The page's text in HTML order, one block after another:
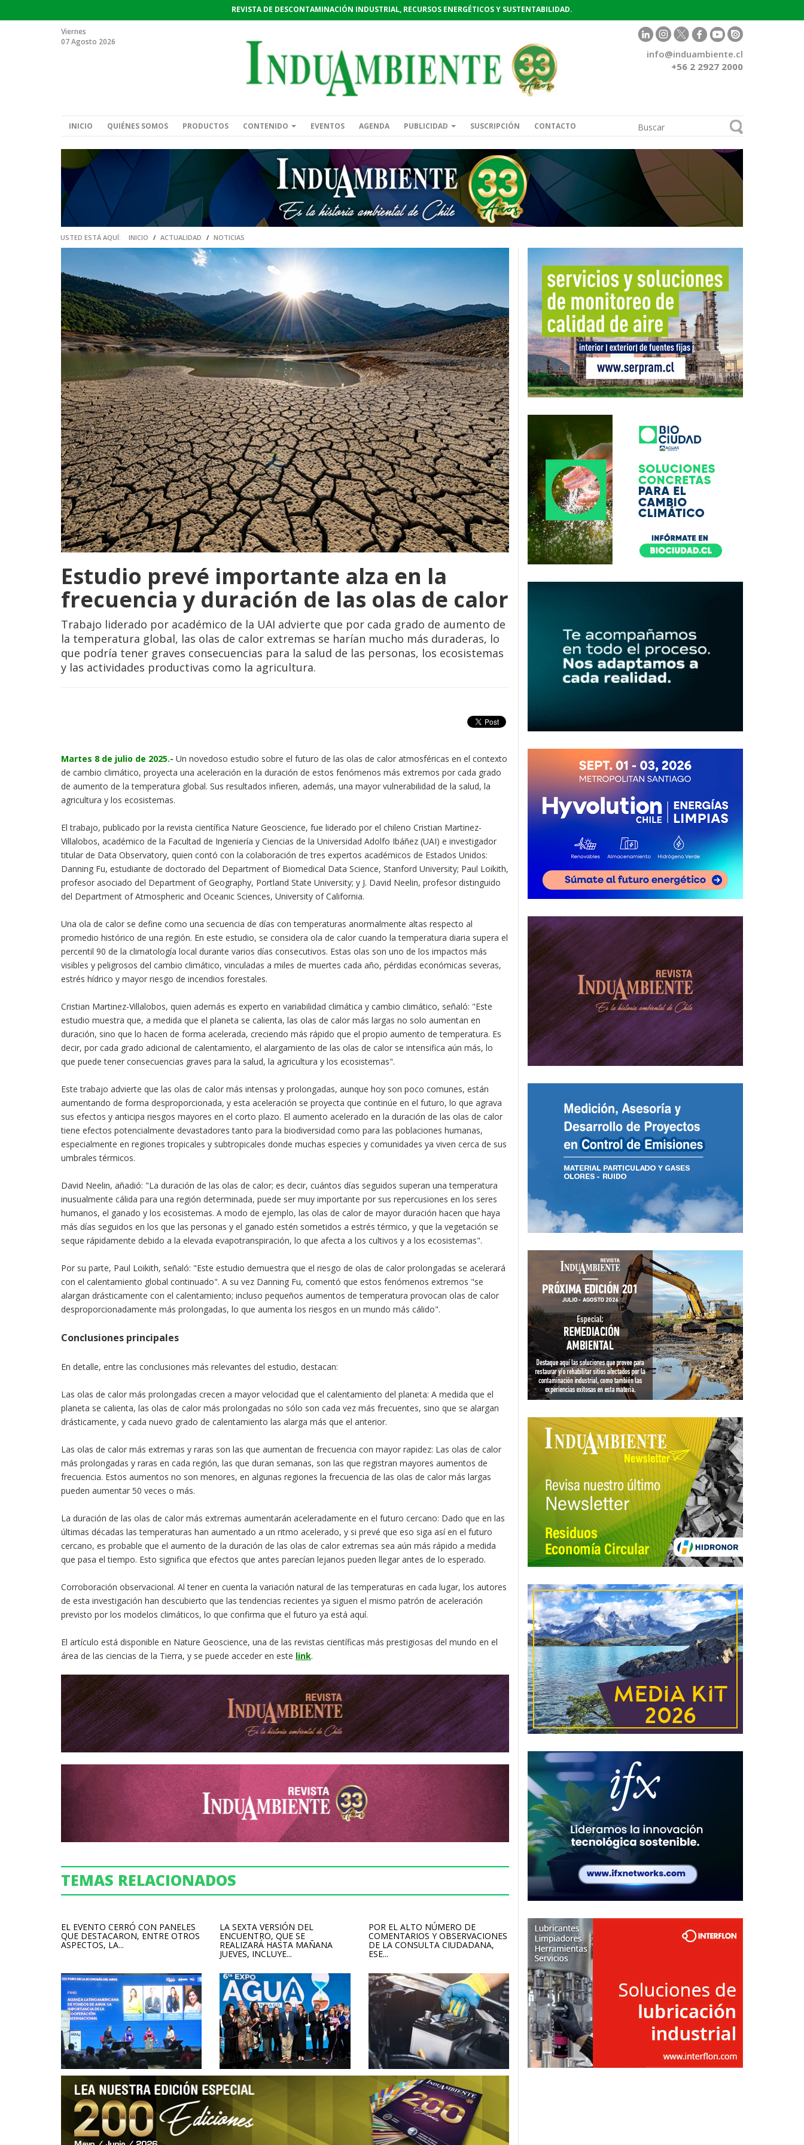
REVISTA DE DESCONTAMINACIÓN INDUSTRIAL, RECURSOS ENERGÉTICOS Y SUSTENTABILIDAD.
Viernes
07 Agosto 2026
info@induambiente.cl
+56 2 2927 2000
INICIO QUIÉNES SOMOS PRODUCTOS CONTENIDO EVENTOS AGENDA PUBLICIDAD SUSCRIPCIÓN CONTACTO
USTED ESTÁ AQUÍ: INICIO / ACTUALIDAD / NOTICIAS
Estudio prevé importante alza en la
frecuencia y duración de las olas de calor
Trabajo liderado por académico de la UAI advierte que por cada grado de aumento de
la temperatura global, las olas de calor extremas se harían mucho más duraderas, lo
que podría tener graves consecuencias para la salud de las personas, los ecosistemas
y las actividades productivas como la agricultura.
Martes 8 de julio de 2025.- Un novedoso estudio sobre el futuro de las olas de calor atmosféricas en el contexto
de cambio climático, proyecta una aceleración en la duración de estos fenómenos más extremos por cada grado
de aumento de la temperatura global. Sus resultados infieren, además, una mayor vulnerabilidad de la salud, la
agricultura y los ecosistemas.
El trabajo, publicado por la revista científica Nature Geoscience, fue liderado por el chileno Cristian Martinez-
Villalobos, académico de la Facultad de Ingeniería y Ciencias de la Universidad Adolfo Ibáñez (UAI) e investigador
titular de Data Observatory, quien contó con la colaboración de tres expertos académicos de Estados Unidos:
Danning Fu, estudiante de doctorado del Department of Biomedical Data Science, Stanford University; Paul Loikith,
profesor asociado del Department of Geography, Portland State University; y J. David Neelin, profesor distinguido
del Department of Atmospheric and Oceanic Sciences, University of California.
Una ola de calor se define como una secuencia de días con temperaturas anormalmente altas respecto al
promedio histórico de una región. En este estudio, se considera ola de calor cuando la temperatura diaria supera el
percentil 90 de la climatología local durante varios días consecutivos. Estas olas son uno de los impactos más
visibles y peligrosos del cambio climático, vinculadas a miles de muertes cada año, pérdidas económicas severas,
estrés hídrico y mayor riesgo de incendios forestales.
Cristian Martinez-Villalobos, quien además es experto en variabilidad climática y cambio climático, señaló: "Este
estudio muestra que, a medida que el planeta se calienta, las olas de calor más largas no solo aumentan en
duración, sino que lo hacen de forma acelerada, creciendo más rápido que el propio aumento de temperatura. Es
decir, por cada grado adicional de calentamiento, el alargamiento de las olas de calor se intensifica aún más, lo
que puede tener consecuencias graves para la salud, la agricultura y los ecosistemas".
Este trabajo advierte que las olas de calor más intensas y prolongadas, aunque hoy son poco comunes, están
aumentando de forma desproporcionada, y esta aceleración se proyecta que continúe en el futuro, lo que agrava
sus efectos y anticipa riesgos mayores en el corto plazo. El aumento acelerado en la duración de las olas de calor
tiene efectos potencialmente devastadores tanto para la biodiversidad como para las poblaciones humanas,
especialmente en regiones tropicales y subtropicales donde muchas especies y comunidades ya viven cerca de sus
umbrales térmicos.
David Neelin, añadió: "La duración de las olas de calor; es decir, cuántos días seguidos superan una temperatura
inusualmente cálida para una región determinada, puede ser muy importante por sus repercusiones en los seres
humanos, el ganado y los ecosistemas. A modo de ejemplo, las olas de calor de mayor duración hacen que haya
más días seguidos en los que las personas y el ganado estén sometidos a estrés térmico, y que la vegetación se
seque rápidamente debido a la elevada evapotranspiración, lo que afecta a los cultivos y a los ecosistemas".
Por su parte, Paul Loikith, señaló: "Este estudio demuestra que el riesgo de olas de calor prolongadas se acelerará
con el calentamiento global continuado". A su vez Danning Fu, comentó que estos fenómenos extremos "se
alargan drásticamente con el calentamiento; incluso pequeños aumentos de temperatura provocan olas de calor
desproporcionadamente más prolongadas, lo que aumenta los riesgos en un mundo más cálido".
Conclusiones principales
En detalle, entre las conclusiones más relevantes del estudio, destacan:
Las olas de calor más prolongadas crecen a mayor velocidad que el calentamiento del planeta: A medida que el
planeta se calienta, las olas de calor más prolongadas no sólo son cada vez más frecuentes, sino que se alargan
drásticamente, y cada nuevo grado de calentamiento las alarga más que el anterior.
Las olas de calor más extremas y raras son las que aumentan de frecuencia con mayor rapidez: Las olas de calor
más prolongadas y raras en cada región, las que duran semanas, son las que registran mayores aumentos de
frecuencia. Estos aumentos no son menores, en algunas regiones la frecuencia de las olas de calor más largas
pueden aumentar 50 veces o más.
La duración de las olas de calor más extremas aumentarán aceleradamente en el futuro cercano: Dado que en las
últimas décadas las temperaturas han aumentado a un ritmo acelerado, y si prevé que eso siga así en el futuro
cercano, es probable que el aumento de la duración de las olas de calor extremas sea aún más rápido a medida
que pasa el tiempo. Esto significa que efectos que antes parecían lejanos pueden llegar antes de lo esperado.
Corroboración observacional. Al tener en cuenta la variación natural de las temperaturas en cada lugar, los autores
de esta investigación han descubierto que las tendencias recientes ya siguen el mismo patrón de aceleración
previsto por los modelos climáticos, lo que confirma que el futuro ya está aquí.
El artículo está disponible en Nature Geoscience, una de las revistas científicas más prestigiosas del mundo en el
área de las ciencias de la Tierra, y se puede acceder en este link.
TEMAS RELACIONADOS
EL EVENTO CERRÓ CON PANELES
QUE DESTACARON, ENTRE OTROS
ASPECTOS, LA...
LA SEXTA VERSIÓN DEL
ENCUENTRO, QUE SE
REALIZARÁ HASTA MAÑANA
JUEVES, INCLUYE...
POR EL ALTO NÚMERO DE
COMENTARIOS Y OBSERVACIONES
DE LA CONSULTA CIUDADANA,
ESE...